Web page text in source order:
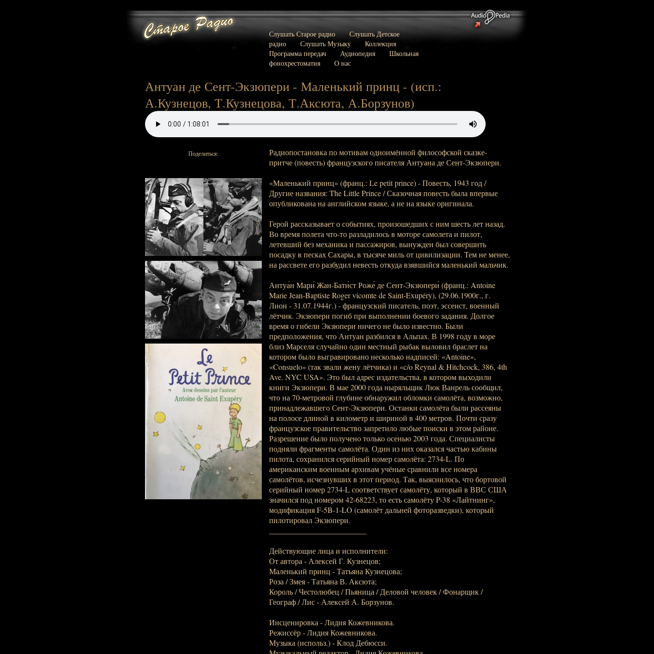
Слушать Старое радио
Слушать Детское
радио
Слушать Музыку
Коллекция
Программа передач
Аудиопедия
Школьная
фонохрестоматия
О нас
Антуан де Сент-Экзюпери - Маленький принц - (исп.:
А.Кузнецов, Т.Кузнецова, Т.Аксюта, А.Борзунов)
Поделиться:
Радиопостановка по мотивам одноимённой философской сказке-
притче (повесть) французского писателя Антуана де Сент-Экзюпери.
«Маленький принц» (франц.: Le petit prince) - Повесть, 1943 год /
Другие названия: The Little Prince / Сказочная повесть была впервые
опубликована на английском языке, а не на языке оригинала.
Герой рассказывает о событиях, произошедших с ним шесть лет назад.
Во время полета что-то разладилось в моторе самолета и пилот,
летевший без механика и пассажиров, вынужден был совершить
посадку в песках Сахары, в тысяче миль от цивилизации. Тем не менее,
на рассвете его разбудил невесть откуда взявшийся маленький мальчик.
Антуа́н Мари́ Жан-Бати́ст Роже́ де Сент-Экзюпери́ (франц.: Antoine
Marie Jean-Baptiste Roger vicomte de Saint-Exupéry), (29.06.1900г., г.
Лион - 31.07.1944г.) - французский писатель, поэт, эссеист, военный
лётчик. Экзюпери погиб при выполнении боевого задания. Долгое
время о гибели Экзюпери ничего не было известно. Были
предположения, что Антуан разбился в Альпах. В 1998 году в море
близ Марселя случайно один местный рыбак выловил браслет на
котором было выгравировано несколько надписей: «Antoine»,
«Consuelo» (так звали жену лётчика) и «c/o Reynal & Hitchcock, 386, 4th
Ave. NYC USA». Это был адрес издательства, в котором выходили
книги Экзюпери. В мае 2000 года ныряльщик Люк Ванрель сообщил,
что на 70-метровой глубине обнаружил обломки самолёта, возможно,
принадлежавшего Сент-Экзюпери. Останки самолёта были рассеяны
на полосе длиной в километр и шириной в 400 метров. Почти сразу
французское правительство запретило любые поиски в этом районе.
Разрешение было получено только осенью 2003 года. Специалисты
подняли фрагменты самолёта. Один из них оказался частью кабины
пилота, сохранился серийный номер самолёта: 2734-L. По
американским военным архивам учёные сравнили все номера
самолётов, исчезнувших в этот период. Так, выяснилось, что бортовой
серийный номер 2734-L соответствует самолёту, который в ВВС США
значился под номером 42-68223, то есть самолёту P-38 «Лайтнинг»,
модификация F-5B-1-LO (самолёт дальней фоторазведки), который
пилотировал Экзюпери.
Действующие лица и исполнители:
От автора - Алексей Г. Кузнецов;
Маленький принц - Татьяна Кузнецова;
Роза / Змея - Татьяна В. Аксюта;
Король / Честолюбец / Пьяница / Деловой человек / Фонарщик /
Географ / Лис - Алексей А. Борзунов.
Инсценировка - Лидия Кожевникова.
Режиссёр - Лидия Кожевникова.
Музыка (использ.) - Клод Дебюсси.